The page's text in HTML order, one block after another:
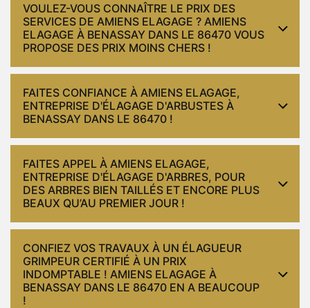
VOULEZ-VOUS CONNAÎTRE LE PRIX DES
SERVICES DE AMIENS ELAGAGE ? AMIENS
ELAGAGE À BENASSAY DANS LE 86470 VOUS
PROPOSE DES PRIX MOINS CHERS !
FAITES CONFIANCE À AMIENS ELAGAGE,
ENTREPRISE D'ÉLAGAGE D'ARBUSTES À
BENASSAY DANS LE 86470 !
FAITES APPEL À AMIENS ELAGAGE,
ENTREPRISE D'ÉLAGAGE D'ARBRES, POUR
DES ARBRES BIEN TAILLÉS ET ENCORE PLUS
BEAUX QU’AU PREMIER JOUR !
CONFIEZ VOS TRAVAUX À UN ÉLAGUEUR
GRIMPEUR CERTIFIÉ À UN PRIX
INDOMPTABLE ! AMIENS ELAGAGE À
BENASSAY DANS LE 86470 EN A BEAUCOUP
!